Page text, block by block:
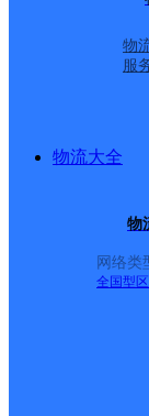
物
服
物流大全
物
网络类
全国型